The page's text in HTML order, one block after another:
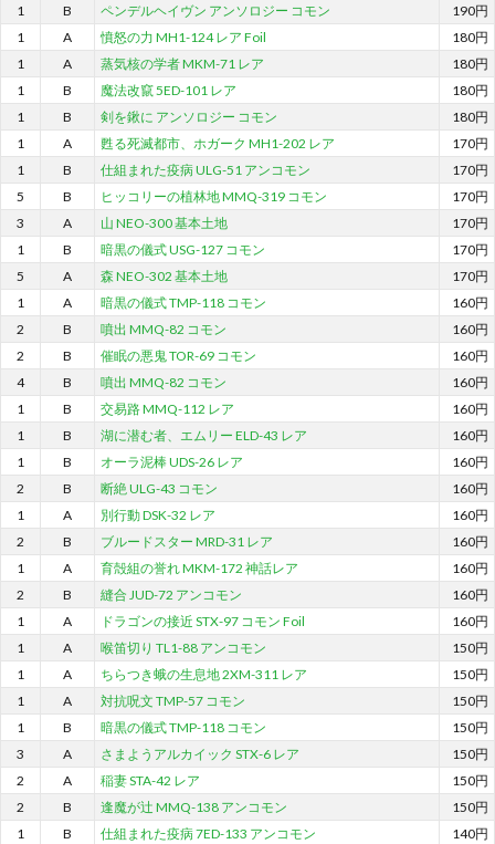
1
B ペンデルヘイヴン アンソロジー コモン
190円
1
A 憤怒の力 MH1-124 レア Foil
180円
1
A 蒸気核の学者 MKM-71 レア
180円
1
B 魔法改竄 5ED-101 レア
180円
1
B 剣を鍬に アンソロジー コモン
180円
1
A 甦る死滅都市、ホガーク MH1-202 レア
170円
1
B 仕組まれた疫病 ULG-51 アンコモン
170円
5
B ヒッコリーの植林地 MMQ-319 コモン
170円
3
A 山 NEO-300 基本土地
170円
1
B 暗黒の儀式 USG-127 コモン
170円
5
A 森 NEO-302 基本土地
170円
1
A 暗黒の儀式 TMP-118 コモン
160円
2
B 噴出 MMQ-82 コモン
160円
2
B 催眠の悪鬼 TOR-69 コモン
160円
4
B 噴出 MMQ-82 コモン
160円
1
B 交易路 MMQ-112 レア
160円
1
B 湖に潜む者、エムリー ELD-43 レア
160円
1
B オーラ泥棒 UDS-26 レア
160円
2
B 断絶 ULG-43 コモン
160円
1
A 別行動 DSK-32 レア
160円
2
B ブルードスター MRD-31 レア
160円
1
A 育殻組の誉れ MKM-172 神話レア
160円
2
B 縫合 JUD-72 アンコモン
160円
1
A ドラゴンの接近 STX-97 コモン Foil
160円
1
A 喉笛切り TL1-88 アンコモン
150円
1
A ちらつき蛾の生息地 2XM-311 レア
150円
1
A 対抗呪文 TMP-57 コモン
150円
1
B 暗黒の儀式 TMP-118 コモン
150円
3
A さまようアルカイック STX-6 レア
150円
2
A 稲妻 STA-42 レア
150円
2
B 逢魔が辻 MMQ-138 アンコモン
150円
1
B 仕組まれた疫病 7ED-133 アンコモン
140円